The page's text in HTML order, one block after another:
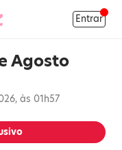
Entrar
Agosto
às 01h57